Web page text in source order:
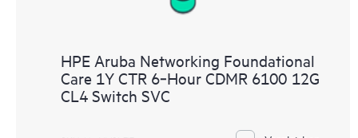
HPE Aruba Networking Foundational
Care 1Y CTR 6‑Hour CDMR 6100 12G
CL4 Switch SVC